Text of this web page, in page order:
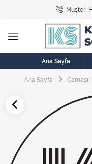
Müşteri
Ana Sayfa
Ana Sayfa